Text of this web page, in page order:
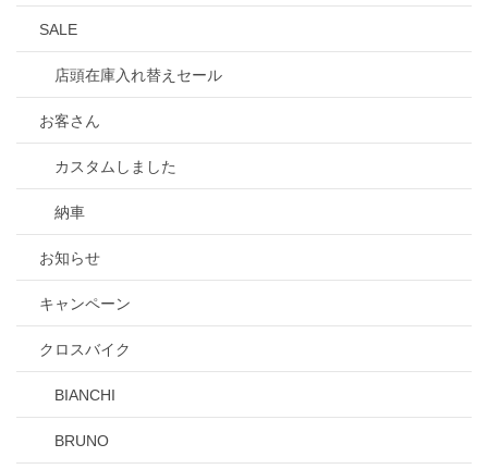
SALE
店頭在庫入れ替えセール
お客さん
カスタムしました
納車
お知らせ
キャンペーン
クロスバイク
BIANCHI
BRUNO